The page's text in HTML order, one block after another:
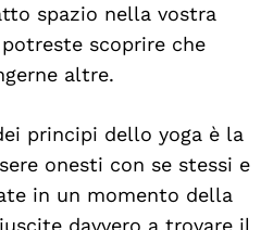
spazio nella vostra
scoprire che
altre.
principi dello yoga è la
onesti con se stessi e
in un momento della
davvero a trovare il